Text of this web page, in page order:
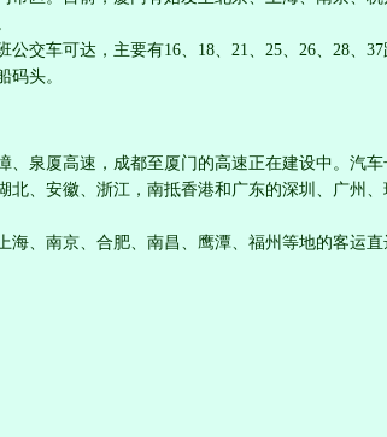
交车可达，主要有16、18、21、25、26、28、37
码头。
、泉厦高速，成都至厦门的高速正在建设中。汽车
、安徽、浙江，南抵香港和广东的深圳、广州、
海、南京、合肥、南昌、鹰潭、福州等地的客运直